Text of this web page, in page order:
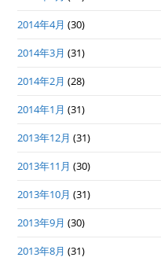
2014年4月 (30)
2014年3月 (31)
2014年2月 (28)
2014年1月 (31)
2013年12月 (31)
2013年11月 (30)
2013年10月 (31)
2013年9月 (30)
2013年8月 (31)